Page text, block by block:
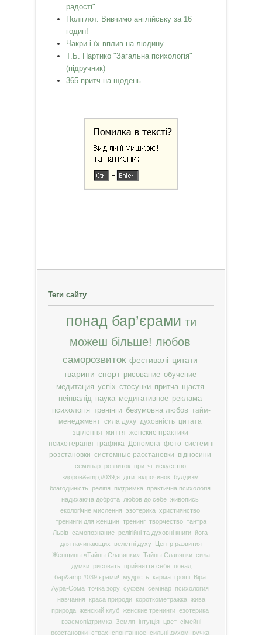
радості"
Поліглот. Вивчимо англійську за 16
годин!
Чакри і їх вплив на людину
Т.Б. Партико "Загальна психологія"
(підручник)
365 притч на щодень
Теги сайту
понад бар’єрами ти
можеш більше! любов
саморозвиток фестивалі цитати
тварини спорт рисование обучение
медитация успіх стосунки притча щастя
неінвалід наука медитативное реклама
психологія тренінги безумовна любов тайм-
менеджмент сила духу духовність цитата
зцілення життя женские практики
психотерапія графика Допомога фото системні
розстановки системные расстановки відносини
семинар розвиток притчі
искусство
здоров&amp;#039;я
діти відпочинок буддизм
благодійність
релігія підтримка
практична психологія
надихаюча доброта
любов до себе живопись
екологічне мислення
эзотерика християнство
тренинги для женщин тренинг творчество тантра
Львів самопознание релігійні та духовні книги йога
для начинающих
велетні духу
Центр развития
Женщины «Тайны Славянки» Тайны Славянки сила
думки
рисовать прийняття себе
понад
бар&amp;#039;єрами!
мудрість карма гроші Віра
Аура-Сома точка зору суфізм семінар психология
навчання
краса природи короткометражка жива
природа женский клуб женские тренинги езотерика
взаємопідтримка Земля інтуїція цвет сімейні
розстановки страх спонтанное сильні духом ручка